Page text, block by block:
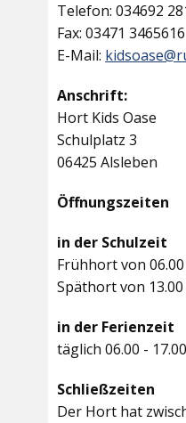
Telefon: 034692
Fax: 03471 3465616
E-Mail:
Anschrift:
Hort Kids Oase
Schulplatz 3
06425 Alsleben
Öffnungszeiten
in der Schulzeit
Frühhort von
Späthort von
in der Ferienzeit
täglich 06.00 -
Schließzeiten
Der Hort hat